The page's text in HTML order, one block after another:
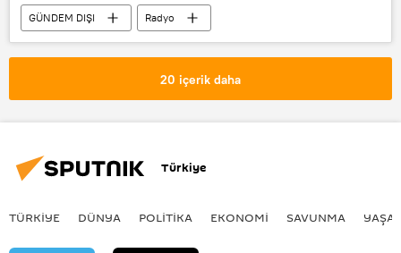
GÜNDEM DIŞI
Radyo
RADYO
20 içerik daha
Türkiye
TÜRKIYE DÜNYA POLİTİKA EKONOMİ SAVUNMA